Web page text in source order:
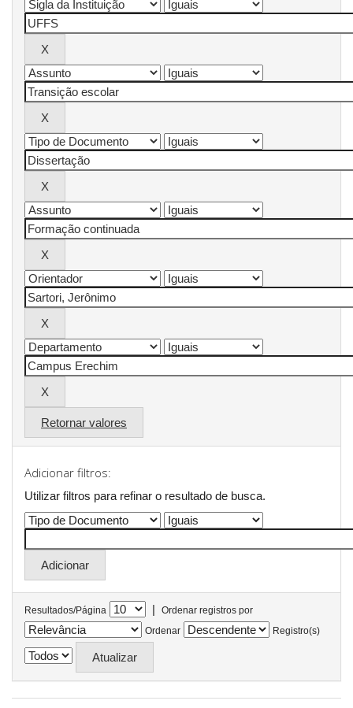
Retornar valores
Adicionar filtros:
Utilizar filtros para refinar o resultado de busca.
Resultados/Página |
Ordenar registros por
Ordenar
Registro(s)